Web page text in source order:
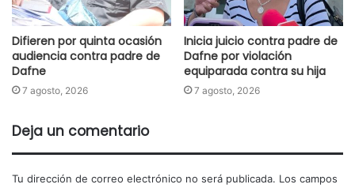
Difieren por quinta ocasión
audiencia contra padre de
Dafne
7 agosto, 2026
Inicia juicio contra padre de
Dafne por violación
equiparada contra su hija
7 agosto, 2026
Deja un comentario
Tu dirección de correo electrónico no será publicada. Los campos